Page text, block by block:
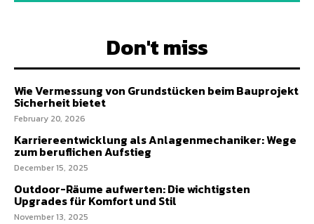
Don't miss
Wie Vermessung von Grundstücken beim Bauprojekt
Sicherheit bietet
February 20, 2026
Karriereentwicklung als Anlagenmechaniker: Wege
zum beruflichen Aufstieg
December 15, 2025
Outdoor-Räume aufwerten: Die wichtigsten
Upgrades für Komfort und Stil
November 13, 2025